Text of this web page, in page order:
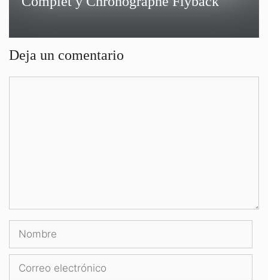
Deja un comentario
Nombre
Correo